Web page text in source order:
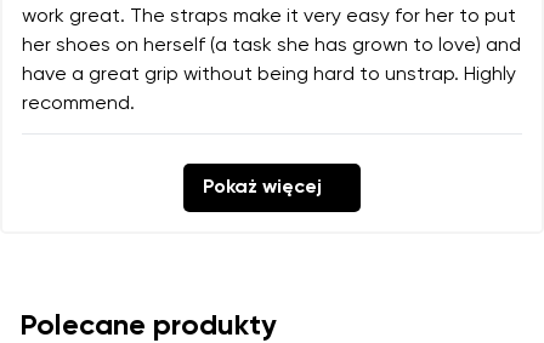
work great. The straps make it very easy for her to put
her shoes on herself (a task she has grown to love) and
have a great grip without being hard to unstrap. Highly
recommend.
Pokaż więcej
Polecane produkty